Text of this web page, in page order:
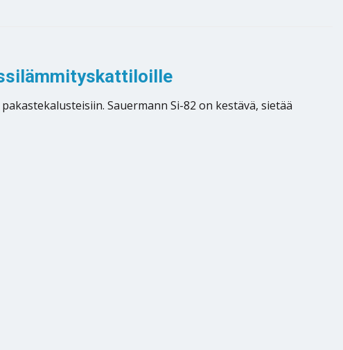
Sauermann Si-82 on kestävä, sietää